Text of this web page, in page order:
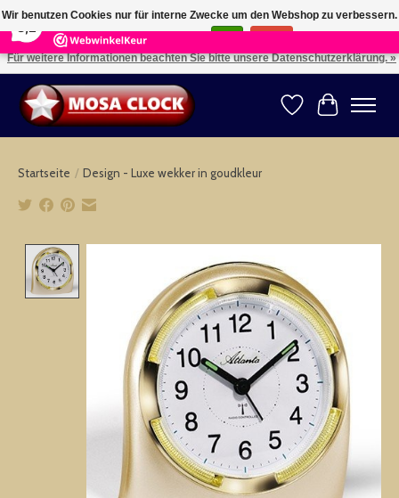
164 Reviews ×
Kies uw taal: NL -- Wählen Sie ihre Sprache: DE -- Choose your language: EN ⇓ ⇒
Wunschzettel
Ihr
Startseite / Design - Luxe wekker in goudkleur
Wir benutzen Cookies nur für interne Zwecke um den Webshop zu verbessern.
Ist das in Ordnung?
Für weitere Informationen beachten Sie bitte unsere Datenschutzerklärung. »